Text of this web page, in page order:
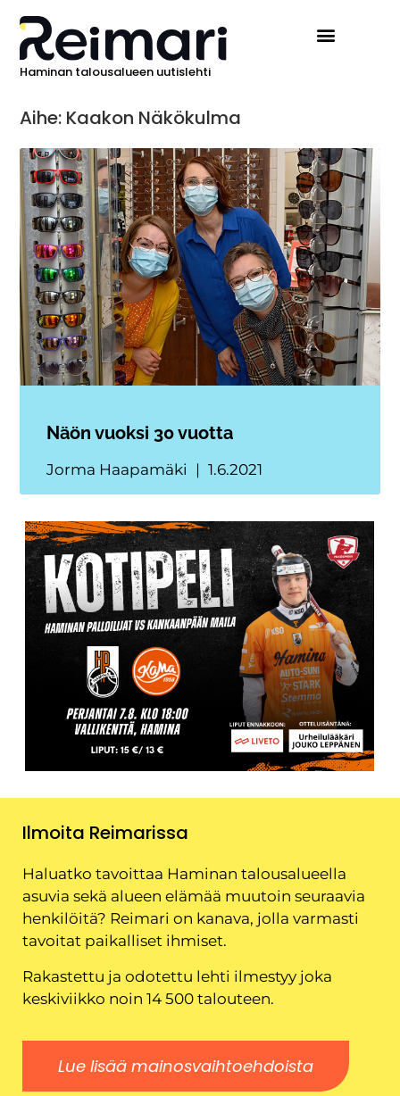
Haminan talousalueen uutislehti
Aihe: Kaakon Näkökulma
Näön vuoksi 30 vuotta
Jorma Haapamäki 1.6.2021
Ilmoita Reimarissa
Haluatko tavoittaa Haminan talousalueella
asuvia sekä alueen elämää muutoin seuraavia
henkilöitä? Reimari on kanava, jolla varmasti
tavoitat paikalliset ihmiset.
Rakastettu ja odotettu lehti ilmestyy joka
keskiviikko noin 14 500 talouteen.
Lue lisää mainosvaihtoehdoista